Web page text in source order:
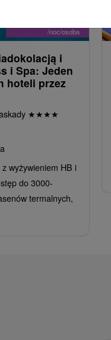
/noc/osoba
i
i Spa: Jeden
hoteli przez
★★★★
wyżywieniem HB i
do 3000-
termalnych,